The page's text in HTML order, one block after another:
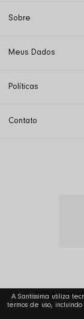
Sobre
Meus Dados
Políticas
Contato
2025
A Santíssima utiliza
termos de uso,